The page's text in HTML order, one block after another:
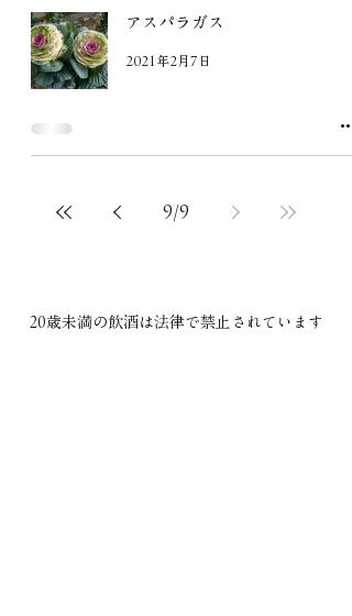
アスパラガス
2021年2月7日
9/9
20歳未満の飲酒は法律で禁止されています​